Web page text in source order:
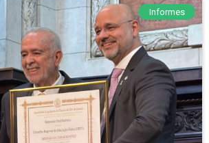
Informes